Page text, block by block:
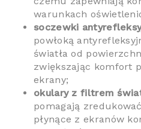
warunkach
soczewki
powłoką
światła od
zwiększając komfort
ekrany;
okulary z filtrem
pomagają
płynące z ekranów